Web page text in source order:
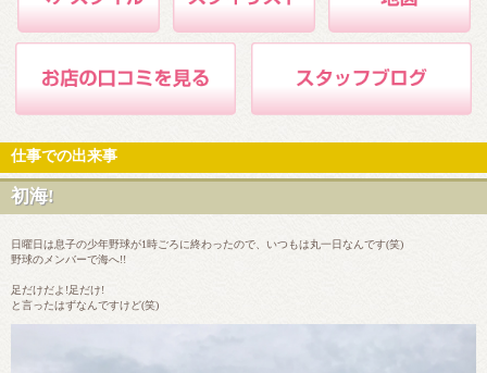
仕事での出来事
初海!
日曜日は息子の少年野球が1時ごろに終わったので、いつもは丸一日なんです(笑)
野球のメンバーで海へ!!
足だけだよ!足だけ!
と言ったはずなんですけど(笑)